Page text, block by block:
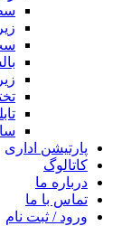
پارتیشن اداری
کاتالوگ
درباره ما
تماس با ما
ورود / ثبت نام